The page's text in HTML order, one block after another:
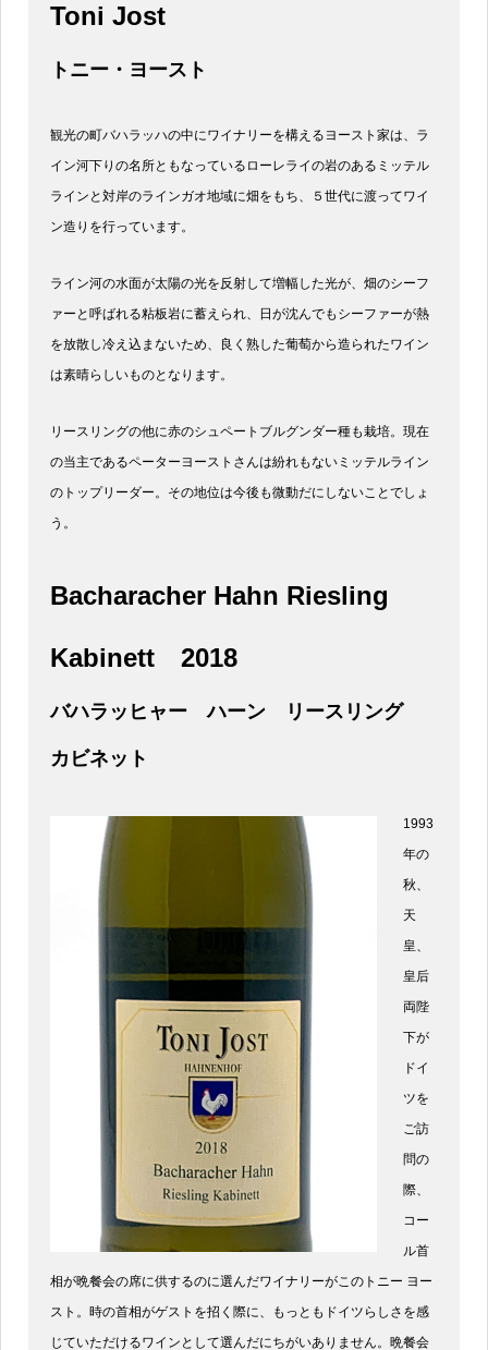
Toni Jost
トニー・ヨースト
観光の町バハラッハの中にワイナリーを構えるヨースト家は、ラ
イン河下りの名所ともなっているローレライの岩のあるミッテル
ラインと対岸のラインガオ地域に畑をもち、５世代に渡ってワイ
ン造りを行っています。
ライン河の水面が太陽の光を反射して増幅した光が、畑のシーフ
ァーと呼ばれる粘板岩に蓄えられ、日が沈んでもシーファーが熱
を放散し冷え込まないため、良く熟した葡萄から造られたワイン
は素晴らしいものとなります。
リースリングの他に赤のシュペートブルグンダー種も栽培。現在
の当主であるペーターヨーストさんは紛れもないミッテルライン
のトップリーダー。その地位は今後も微動だにしないことでしょ
う。
Bacharacher Hahn Riesling
Kabinett2018
バハラッヒャー ハーン リースリング
カビネット
1993
年の
秋、
天
皇、
皇后
両陛
下が
ドイ
ツを
ご訪
問の
際、
コー
ル首
相が晩餐会の席に供するのに選んだワイナリーがこのトニー ヨー
スト。時の首相がゲストを招く際に、もっともドイツらしさを感
じていただけるワインとして選んだにちがいありません。晩餐会